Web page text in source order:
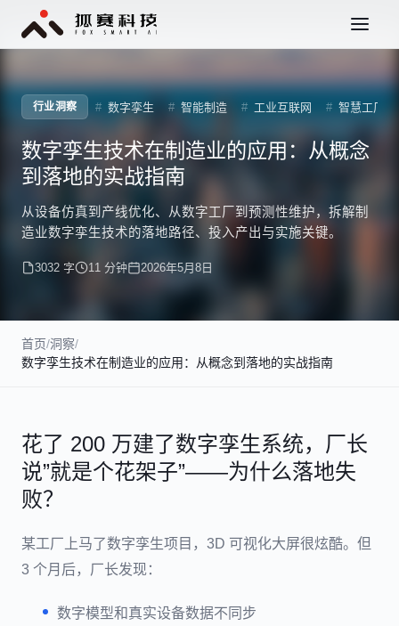
行业洞察 数字孪生 智能制造 工业互联网 智慧工厂
数字孪生技术在制造业的应用：从概念
到落地的实战指南
从设备仿真到产线优化、从数字工厂到预测性维护，拆解制
造业数字孪生技术的落地路径、投入产出与实施关键。
3032 字 11 分钟 2026年5月8日
首页/洞察/
数字孪生技术在制造业的应用：从概念到落地的实战指南
花了 200 万建了数字孪生系统，厂长
说”就是个花架子”——为什么落地失
败？
某工厂上马了数字孪生项目，3D 可视化大屏很炫酷。但
3 个月后，厂长发现：
数字模型和真实设备数据不同步